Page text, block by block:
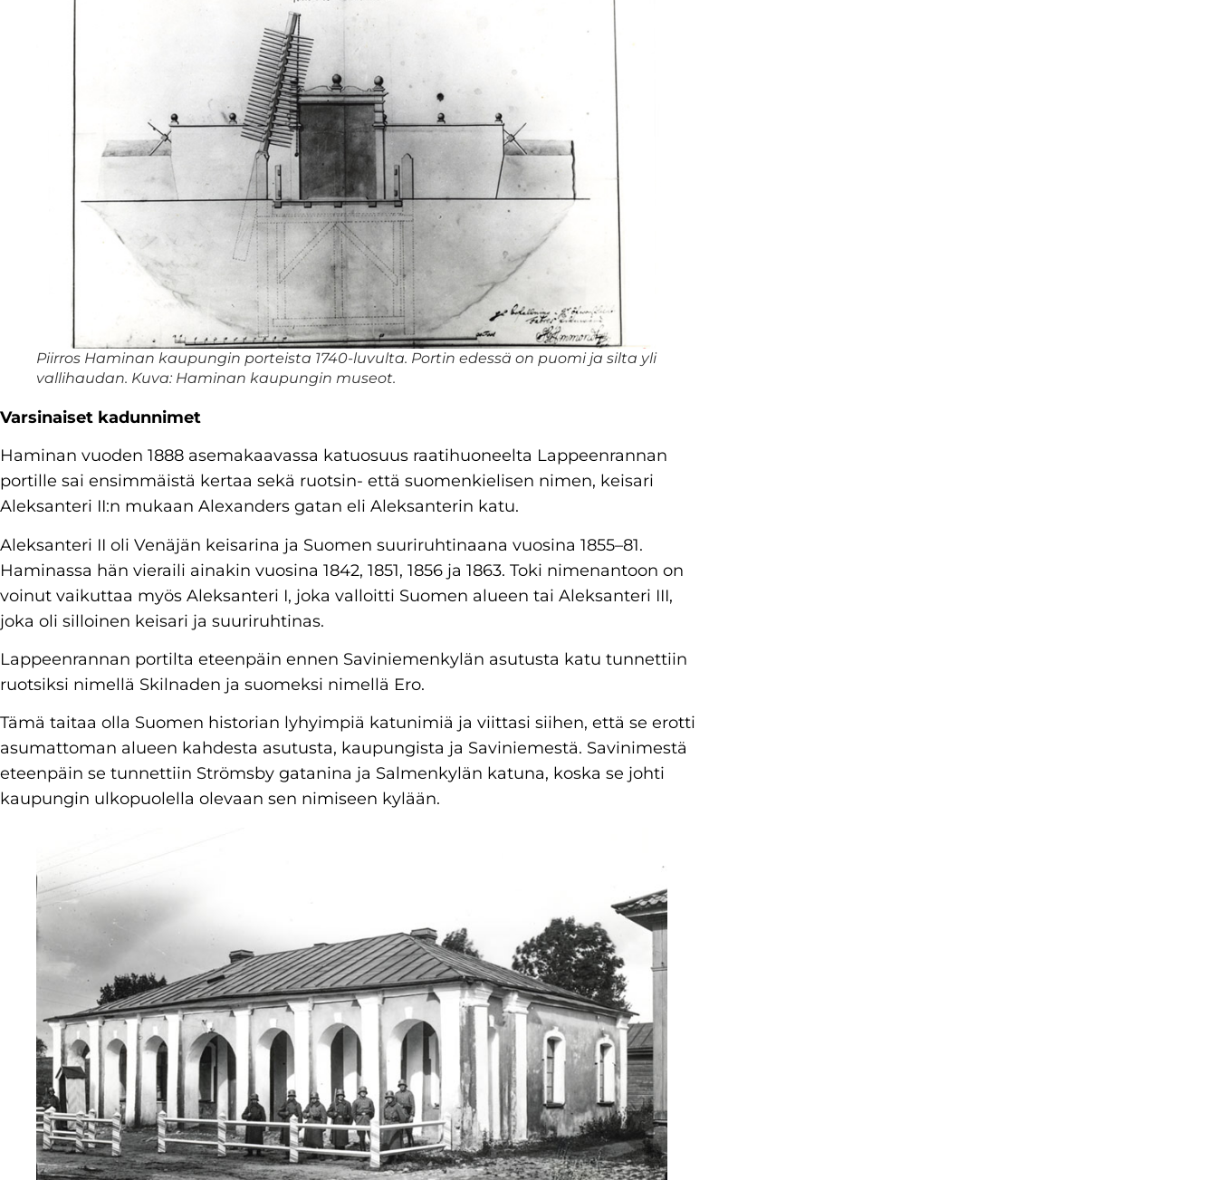
Piirros Haminan kaupungin porteista 1740-luvulta. Portin edessä on puomi ja silta yli
vallihaudan. Kuva: Haminan kaupungin museot.
Varsinaiset kadunnimet
Haminan vuoden 1888 asemakaavassa katuosuus raatihuoneelta Lappeenrannan
portille sai ensimmäistä kertaa sekä ruotsin- että suomenkielisen nimen, keisari
Aleksanteri II:n mukaan Alexanders gatan eli Aleksanterin katu.
Aleksanteri II oli Venäjän keisarina ja Suomen suuriruhtinaana vuosina 1855–81.
Haminassa hän vieraili ainakin vuosina 1842, 1851, 1856 ja 1863. Toki nimenantoon on
voinut vaikuttaa myös Aleksanteri I, joka valloitti Suomen alueen tai Aleksanteri III,
joka oli silloinen keisari ja suuriruhtinas.
Lappeenrannan portilta eteenpäin ennen Saviniemenkylän asutusta katu tunnettiin
ruotsiksi nimellä Skilnaden ja suomeksi nimellä Ero.
Tämä taitaa olla Suomen historian lyhyimpiä katunimiä ja viittasi siihen, että se erotti
asumattoman alueen kahdesta asutusta, kaupungista ja Saviniemestä. Savinimestä
eteenpäin se tunnettiin Strömsby gatanina ja Salmenkylän katuna, koska se johti
kaupungin ulkopuolella olevaan sen nimiseen kylään.